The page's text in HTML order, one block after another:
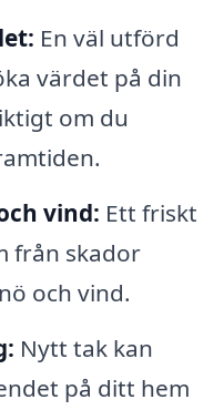
En väl utförd
värdet på din
om du
vind: Ett friskt
från skador
och vind.
Nytt tak kan
på ditt hem